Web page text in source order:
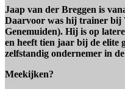
Jaap van der Breggen is
Daarvoor was hij trainer bij
Genemuiden). Hij is op
en heeft tien jaar bij de elite
zelfstandig ondernemer in
Meekijken?